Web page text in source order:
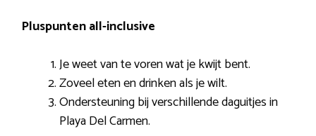
Pluspunten all-inclusive
Je weet van te voren wat je kwijt bent.
Zoveel eten en drinken als je wilt.
Ondersteuning bij verschillende daguitjes in
Playa Del Carmen.